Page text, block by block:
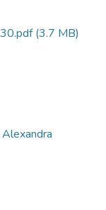
(3.7 MB)
Alexandra